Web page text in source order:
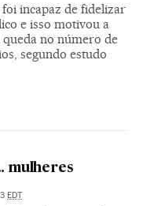
foi incapaz de fidelizar
e isso motivou a
no número de
segundo estudo
mulheres
EDT